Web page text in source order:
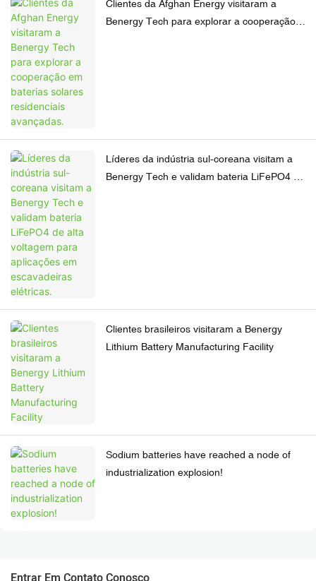
Clientes da Afghan Energy visitaram a
Benergy Tech para explorar a cooperação
Líderes da indústria sul-coreana visitam a
Benergy Tech e validam bateria LiFePO4 de
Clientes brasileiros visitaram a Benergy
Lithium Battery Manufacturing Facility
Sodium batteries have reached a node of
industrialization explosion!